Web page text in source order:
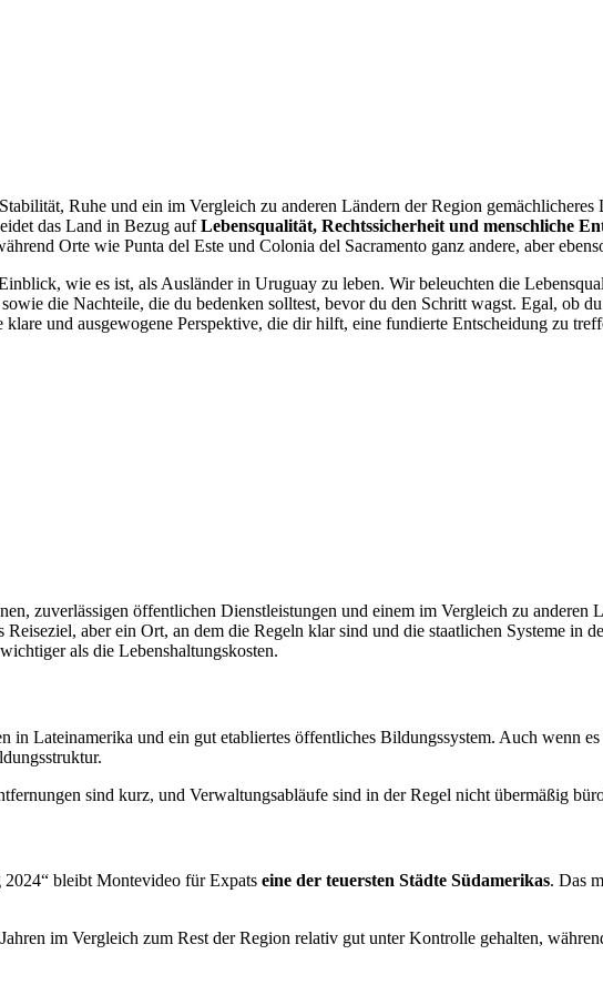
Ruhe und ein im Vergleich zu anderen Ländern der Region
das Land in Bezug aufLebensqualität, Rechtssicherheit und menschliche
Orte wie Punta del Este und Colonia del Sacramento ganz andere, aber
wie es ist, als Ausländer in Uruguay zu leben. Wir beleuchten die
die Nachteile, die du bedenken solltest, bevor du den Schritt wagst. Egal, ob
und ausgewogene Perspektive, die dir hilft, eine fundierte Entscheidung zu
zuverlässigen öffentlichen Dienstleistungen und einem im Vergleich zu anderen
Reiseziel, aber ein Ort, an dem die Regeln klar sind und die staatlichen Systeme in
als die Lebenshaltungskosten.
in Lateinamerika und ein gut etabliertes öffentliches Bildungssystem. Auch wenn
sind kurz, und Verwaltungsabläufe sind in der Regel nicht übermäßig
bleibt Montevideo für Expats eine der teuersten Städte Südamerikas. Das
im Vergleich zum Rest der Region relativ gut unter Kontrolle gehalten,